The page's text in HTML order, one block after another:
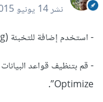
نشر14 يونيو 2015
- استخدم إضافة للتخبئة (caching) مثل “WP Super Cache”.
Optimize”.